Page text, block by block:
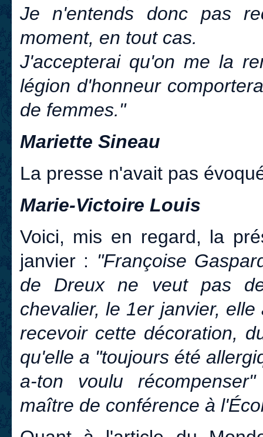
Je n'entends donc pas
moment, en tout cas.
J'accepterai qu'on me la
légion d'honneur
de femmes."
Mariette Sineau
La presse n'avait pas
Marie-Victoire Louis
Voici, mis en regard, la
janvier : "Françoise
de Dreux ne veut pas
chevalier, le 1er janvier,
recevoir cette décoration,
qu'elle a "toujours été
a-ton voulu
maître de conférence à